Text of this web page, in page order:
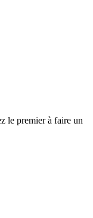
le premier à faire un